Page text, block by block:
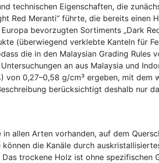
technischen Eigenschaften, die
Red Meranti“ führte, die bereits einen
bevorzugten Sortiments „Dark
(überwiegend verklebte Kanteln für
die in den Malaysian Grading Rules
an aus Malaysia und
von 0,27–0,58 g/cm³ ergeben, mit dem
berücksichtigt deshalb nur
allen Arten vorhanden, auf dem
die Kanäle durch
trockene Holz ist ohne spezifischen